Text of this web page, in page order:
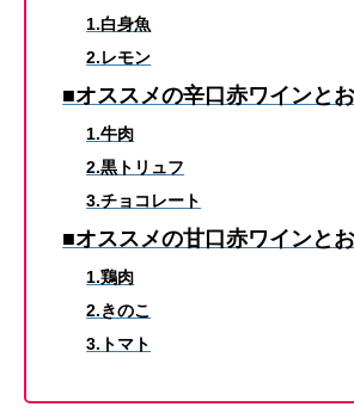
1.白身魚
2.レモン
■オススメの辛口赤ワインと
1.牛肉
2.黒トリュフ
3.チョコレート
■オススメの甘口赤ワインと
1.鶏肉
2.きのこ
3.トマト